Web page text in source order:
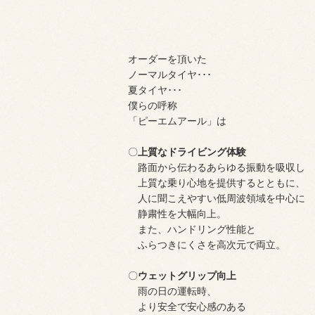
オーダーを頂いた
ノーマルタイヤ･･･
夏タイヤ･･･
僕らの呼称
「ピーエムアール」は
〇 上質なドライビング体験
路面から伝わるあらゆる振動を吸収し
上質な乗り心地を提供するとともに、
人に聞こえやすい低周波領域を中心に
静粛性を大幅向上。
また、ハンドリング性能と
ふらつきにくさを高次元で両立。
〇ウェットグリップ向上
雨の日の運転時、
より安全で安心感のある